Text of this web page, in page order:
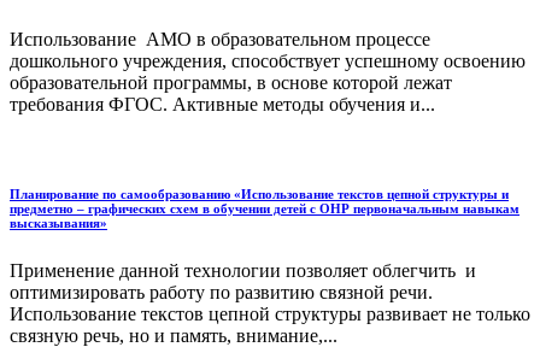
Использование АМО в образовательном процессе
дошкольного учреждения, способствует успешному освоению
образовательной программы, в основе которой лежат
требования ФГОС. Активные методы обучения и...
Планирование по самообразованию «Использование текстов цепной структуры и
предметно – графических схем в обучении детей с ОНР первоначальным навыкам
высказывания»
Применение данной технологии позволяет облегчить и
оптимизировать работу по развитию связной речи.
Использование текстов цепной структуры развивает не только
связную речь, но и память, внимание,...